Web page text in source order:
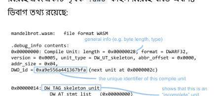
ডিবাগ তথ্য রয়েছে: